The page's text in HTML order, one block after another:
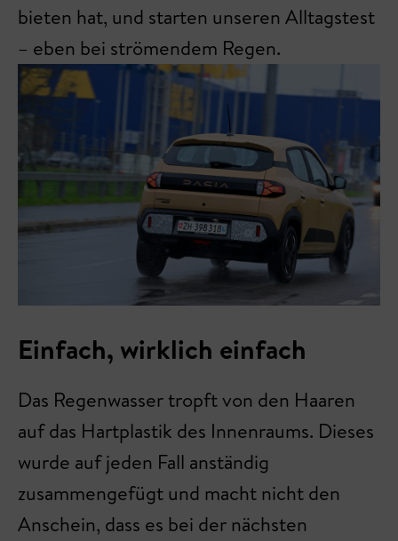
bieten hat, und starten unseren Alltagstest
– eben bei strömendem Regen.
Einfach, wirklich einfach
Das Regenwasser tropft von den Haaren
auf das Hartplastik des Innenraums. Dieses
wurde auf jeden Fall anständig
zusammengefügt und macht nicht den
Anschein, dass es bei der nächsten